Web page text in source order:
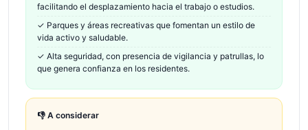
facilitando el desplazamiento hacia el trabajo o estudios.
✓ Parques y áreas recreativas que fomentan un estilo de
vida activo y saludable.
✓ Alta seguridad, con presencia de vigilancia y patrullas, lo
que genera confianza en los residentes.
👎 A considerar